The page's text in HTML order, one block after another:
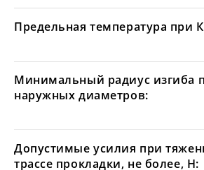
Предельная температура при
Минимальный радиус изгиба
наружных диаметров:
Допустимые усилия при
трассе прокладки, не более, Н: